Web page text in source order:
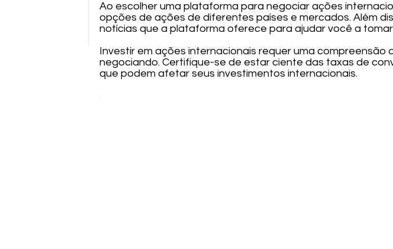
Ao escolher uma plataforma para negociar ações
opções de ações de diferentes países e mercados. Além
notícias que a plataforma oferece para ajudar você a
Investir em ações internacionais requer uma
negociando. Certifique-se de estar ciente das taxas de
que podem afetar seus investimentos internacionais.